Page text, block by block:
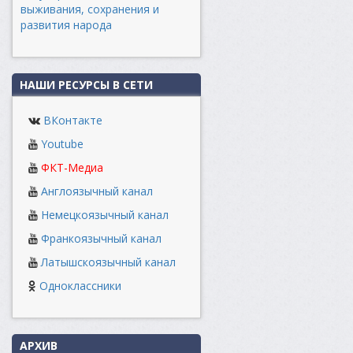
выживания, сохранения и
развития народа
НАШИ РЕСУРСЫ В СЕТИ
ВКонтакте
Youtube
ФКТ-Медиа
Англоязычный канал
Немецкоязычный канал
Франкоязычный канал
Латышскоязычный канал
Одноклассники
АРХИВ